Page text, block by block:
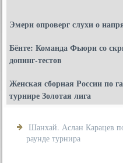
Эмери опроверг слухи о
Бёнте: Команда Фьюри со
допинг-тестов
Женская сборная России по
турнире Золотая лига
Шанхай. Аслан Карацев
раунде турнира